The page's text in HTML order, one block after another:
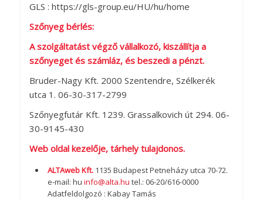
GLS : https://gls-group.eu/HU/hu/home
Szőnyeg bérlés:
A szolgáltatást végző vállalkozó, kiszállítja a
szőnyeget és számláz, és beszedi a pénzt.
Bruder-Nagy Kft. 2000 Szentendre, Szélkerék
utca 1. 06-30-317-2799
Szőnyegfutár Kft. 1239. Grassalkovich út 294. 06-
30-9145-430
Web oldal kezelője, tárhely tulajdonos.
ALTAweb Kft. 1135 Budapest Petneházy utca 70-72.
e-mail: hu info@alta.hu tel.: 06-20/616-0000
Adatfeldolgozó : Kabay Tamás